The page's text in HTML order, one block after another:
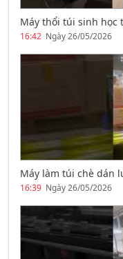
Máy thổi túi sinh
16:42 Ngày 26/05/2026
Máy làm túi chè dán
16:39 Ngày 26/05/2026